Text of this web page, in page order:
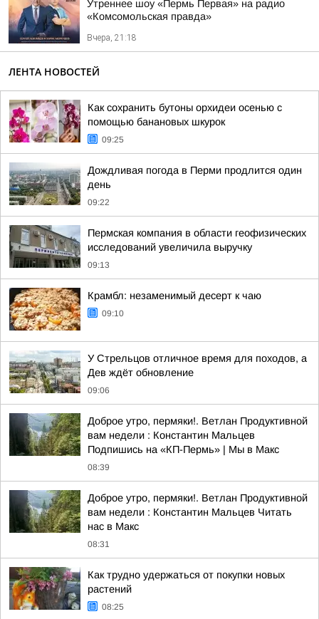
Утреннее шоу «Пермь Первая» на радио
«Комсомольская правда»
Вчера, 21:18
ЛЕНТА НОВОСТЕЙ
Как сохранить бутоны орхидеи осенью с
помощью банановых шкурок
09:25
Дождливая погода в Перми продлится один
день
09:22
Пермская компания в области геофизических
исследований увеличила выручку
09:13
Крамбл: незаменимый десерт к чаю
09:10
У Стрельцов отличное время для походов, а
Дев ждёт обновление
09:06
Доброе утро, пермяки!. Ветлан Продуктивной
вам недели : Константин Мальцев
Подпишись на «КП-Пермь» | Мы в Maкс
08:39
Доброе утро, пермяки!. Ветлан Продуктивной
вам недели : Константин Мальцев Читать
нас в Макс
08:31
Как трудно удержаться от покупки новых
растений
08:25